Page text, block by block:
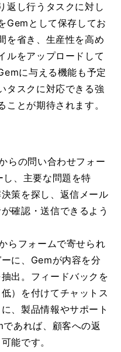
返し行うタスクに対し
Gemとして保存してお
を省き、生産性を高め
ルをアップロードして
に与える機能も予定
タスクに対応できる強
とが期待されます。
らの問い合わせフォー
、主要な問題を特
策を探し、返信メール
確認・送信できるよう
らフォームで寄せられ
に、Gemが内容を分
出。フィードバックを
）を付けてチャットス
、製品情報やサポート
あれば、顧客への返
能です。